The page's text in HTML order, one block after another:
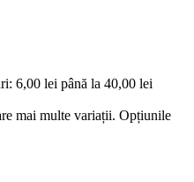
6,00 lei până la 40,00 lei
mai multe variații. Opțiunile